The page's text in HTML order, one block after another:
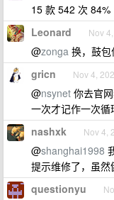
15 款 542 次 84%
Leonard Nov
@zonga 换，鼓
gricn Nov 4,
@nsynet 你去官
一次才记作一次循
nashxk Nov 4,
@shanghai1998
提示维修了，虽
questionyu